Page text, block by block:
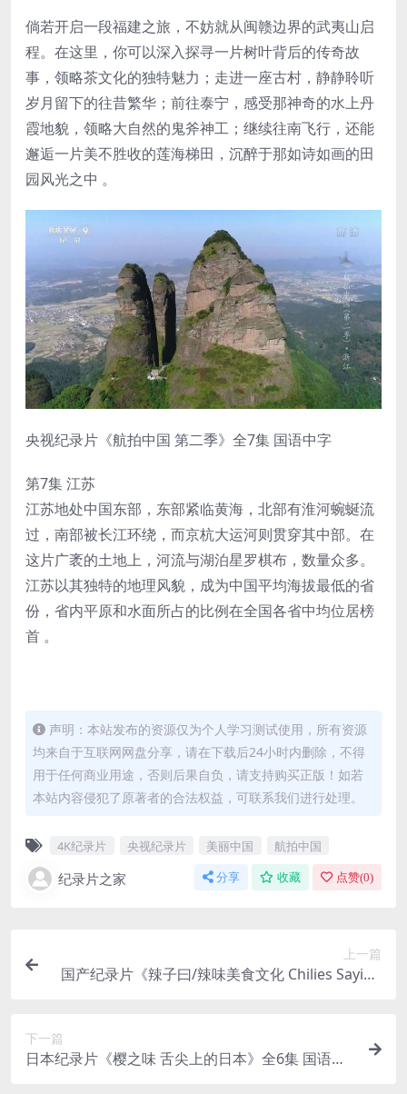
倘若开启一段福建之旅，不妨就从闽赣边界的武夷山启
程。在这里，你可以深入探寻一片树叶背后的传奇故
事，领略茶文化的独特魅力；走进一座古村，静静聆听
岁月留下的往昔繁华；前往泰宁，感受那神奇的水上丹
霞地貌，领略大自然的鬼斧神工；继续往南飞行，还能
邂逅一片美不胜收的莲海梯田，沉醉于那如诗如画的田
园风光之中 。
央视纪录片《航拍中国 第二季》全7集 国语中字
第7集 江苏
江苏地处中国东部，东部紧临黄海，北部有淮河蜿蜒流
过，南部被长江环绕，而京杭大运河则贯穿其中部。在
这片广袤的土地上，河流与湖泊星罗棋布，数量众多。
江苏以其独特的地理风貌，成为中国平均海拔最低的省
份，省内平原和水面所占的比例在全国各省中均位居榜
首 。
声明：本站发布的资源仅为个人学习测试使用，所有资源
均来自于互联网网盘分享，请在下载后24小时内删除，不得
用于任何商业用途，否则后果自负，请支持购买正版！如若
本站内容侵犯了原著者的合法权益，可联系我们进行处理。
4K纪录片 央视纪录片 美丽中国 航拍中国
纪录片之家 分享 收藏 点赞(0)
上一篇
国产纪录片《辣子曰/辣味美食文化 Chilies Saying
下一篇
日本纪录片《樱之味 舌尖上的日本》全6集 国语中